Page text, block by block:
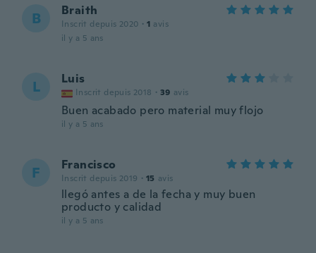
B Braith
Inscrit depuis 2020 · 1 avis
il y a 5 ans
L Luis
Inscrit depuis 2018 · 39 avis
Buen acabado pero material muy flojo
il y a 5 ans
F Francisco
Inscrit depuis 2019 · 15 avis
llegó antes a de la fecha y muy buen
producto y calidad
il y a 5 ans